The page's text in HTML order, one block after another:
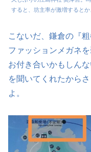
すると、坊主率が激増すると
こないだ、鎌倉の『
ファッションメガネ
お付き合いかもしん
を聞いてくれたから
よ。